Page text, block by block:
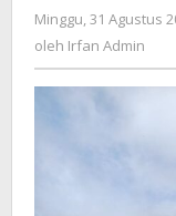
Minggu, 31 Agustus
oleh Irfan Admin